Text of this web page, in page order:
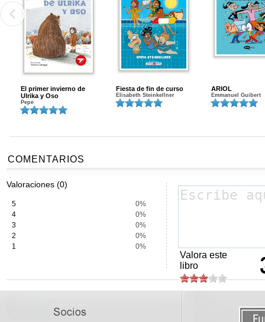
El primer invierno de
Ulrika y Oso
Pepe
Fiesta de fin de curso
Elisabeth Steinkellner
ARIOL
Emmanuel Guibert
COMENTARIOS
Valoraciones (0)
5
0%
4
0%
3
0%
2
0%
1
0%
Valora este
libro